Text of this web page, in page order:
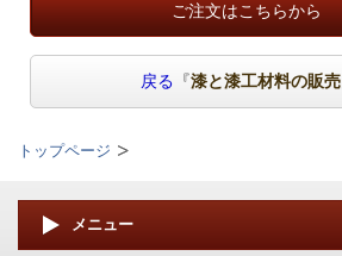
ご注文はこちらから
戻る 『漆と漆工材料の販売
トップページ
メニュー